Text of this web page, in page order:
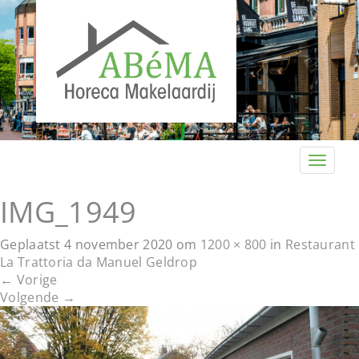
T
e
v
i
g
IMG_1949
Geplaatst4 november 2020 om 1200 × 800 in Restaurant
La Trattoria da Manuel Geldrop
← Vorige
Volgende →